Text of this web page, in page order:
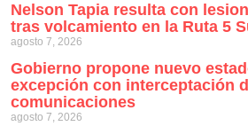
Nelson Tapia resulta con
tras volcamiento en la Ruta 5
agosto 7, 2026
Gobierno propone nuevo
excepción con interceptación
comunicaciones
agosto 7, 2026